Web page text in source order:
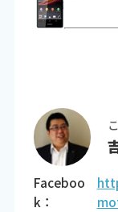
Faceboo
k：